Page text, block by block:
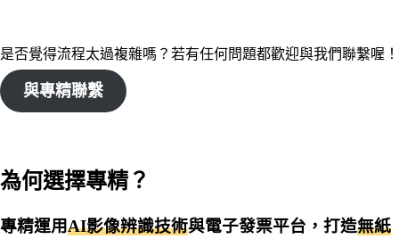
是否覺得流程太過複雜嗎？若有任何問題都歡迎與我們聯繫喔！
與專精聯繫
為何選擇專精？
專精運用AI影像辨識技術與電子發票平台，打造無紙